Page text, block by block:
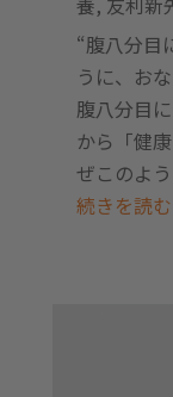
“腹八分目
うに、お
腹八分目
から「健
ぜこのよ
続きを読む